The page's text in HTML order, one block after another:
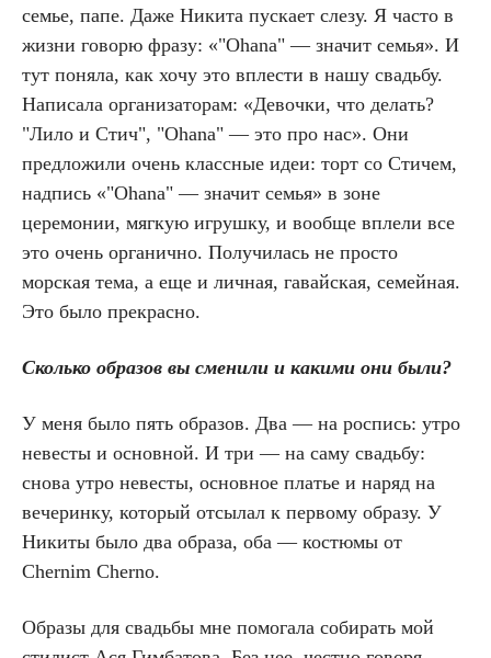
семье, папе. Даже Никита пускает слезу. Я часто в
жизни говорю фразу: «"Ohana" — значит семья». И
тут поняла, как хочу это вплести в нашу свадьбу.
Написала организаторам: «Девочки, что делать?
"Лило и Стич", "Ohana" — это про нас». Они
предложили очень классные идеи: торт со Стичем,
надпись «"Ohana" — значит семья» в зоне
церемонии, мягкую игрушку, и вообще вплели все
это очень органично. Получилась не просто
морская тема, а еще и личная, гавайская, семейная.
Это было прекрасно.
Сколько образов вы сменили и какими они были?
У меня было пять образов. Два — на роспись: утро
невесты и основной. И три — на саму свадьбу:
снова утро невесты, основное платье и наряд на
вечеринку, который отсылал к первому образу. У
Никиты было два образа, оба — костюмы от
Chernim Chernо.
Образы для свадьбы мне помогала собирать мой